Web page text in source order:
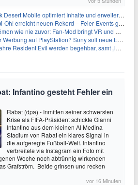
Mobile optimiert Inhalte und erweitert Treasure Access
erreicht neuen Rekord – Feier‑Events gestartet
wie nie zuvor: Fan-Mod bringt VR und Ego-Perspektive nach Kanto
auf PlayStation? Sony soll neue Einnahmequellen prüfen
Resident Evil werden begehbar, samt „lebensgroßem Leon“
Infantino gesteht Fehler ein
Rabat (dpa) - Inmitten seiner schwersten
Krise als FIFA-Präsident schickte Gianni
Infantino aus dem kleinen Al Medina
Stadium von Rabat ein klares Signal in
die aufgeregte Fußball-Welt. Infantino
verbreitete via Instagram ein Foto mit
Woche noch abtrünnig wirkenden
Grafström. Beide grinsen und recken
vor 16 Minuten